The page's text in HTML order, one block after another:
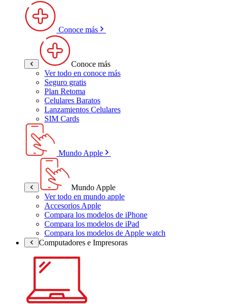
Conoce más
Conoce más
Ver todo en conoce más
Seguro gratis
Plan Retoma
Celulares Baratos
Lanzamientos Celulares
SIM Cards
Mundo Apple
Mundo Apple
Ver todo en mundo apple
Accesorios Apple
Compara los modelos de iPhone
Compara los modelos de iPad
Compara los modelos de Apple watch
Computadores e Impresoras